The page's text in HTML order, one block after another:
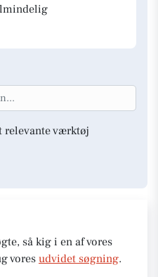
relevante værktøj
så kig i en af vores
vores udvidet søgning.